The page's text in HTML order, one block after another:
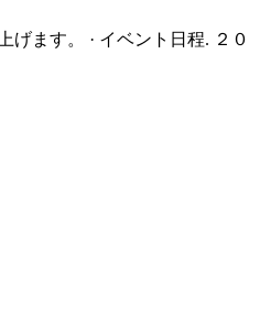
ます。 · イベント日程. ２０